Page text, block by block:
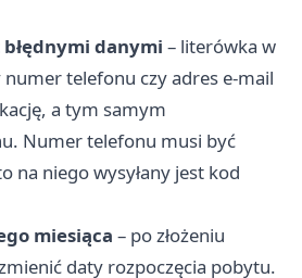
błędnymi danymi – literówka w
telefonu czy adres e-mail
a tym samym
Numer telefonu musi być
na niego wysyłany jest kod
miesiąca – po złożeniu
daty rozpoczęcia pobytu.